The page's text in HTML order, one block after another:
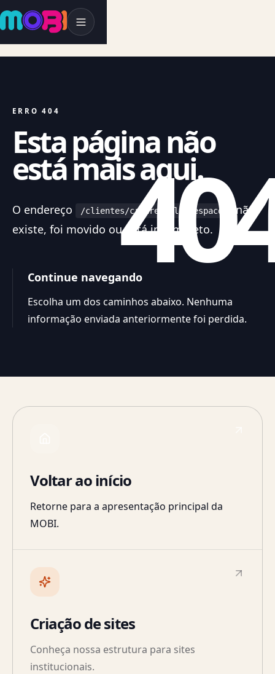
ERRO 404
Esta página não
está mais aqui.
O endereço /clientes/creare-multi-espaco/
não
existe, foi movido ou está incompleto.
Continue navegando
Escolha um dos caminhos abaixo. Nenhuma
informação enviada anteriormente foi perdida.
Voltar ao início
Retorne para a apresentação principal da
MOBI.
Criação de sites
Conheça nossa estrutura para sites
institucionais.